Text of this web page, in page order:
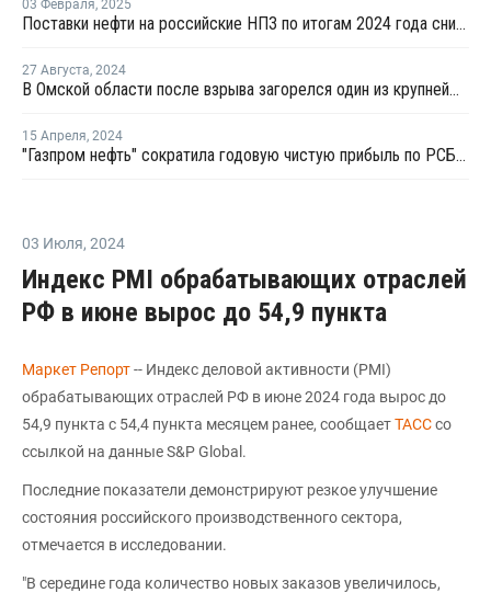
03 Февраля, 2025
Поставки нефти на российские НПЗ по итогам 2024 года снизились на 2,5%
27 Августа, 2024
В Омской области после взрыва загорелся один из крупнейших НПЗ России
15 Апреля, 2024
"Газпром нефть" сократила годовую чистую прибыль по РСБУ на 16%
03 Июля, 2024
Индекс PMI обрабатывающих отраслей
РФ в июне вырос до 54,9 пункта
Маркет Репорт-- Индекс деловой активности (PMI)
обрабатывающих отраслей РФ в июне 2024 года вырос до
54,9 пункта с 54,4 пункта месяцем ранее, сообщаетТАССсо
ссылкой на данные S&P Global.
Последние показатели демонстрируют резкое улучшение
состояния российского производственного сектора,
отмечается в исследовании.
"В середине года количество новых заказов увеличилось,